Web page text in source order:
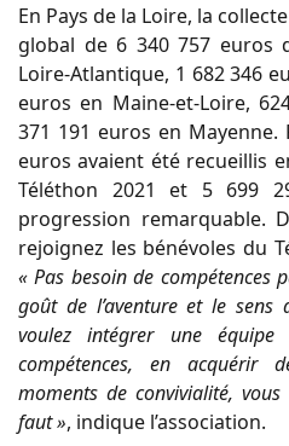
En Pays de la Loire, la
global de 6 340 757 euros
Loire-Atlantique, 1 682 346
euros en Maine-et-Loire,
371 191 euros en
euros avaient été recueillis
Téléthon 2021 et 5 699
progression remarquable.
rejoignez les bénévoles du
« Pas besoin de compétences
goût de l’aventure et le sens
voulez intégrer une équipe
compétences, en acquérir
moments de convivialité,
faut », indique l’association.